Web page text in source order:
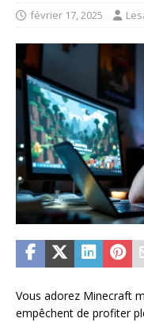
février 17, 2025
Vous adorez Minecraft
empêchent de profiter